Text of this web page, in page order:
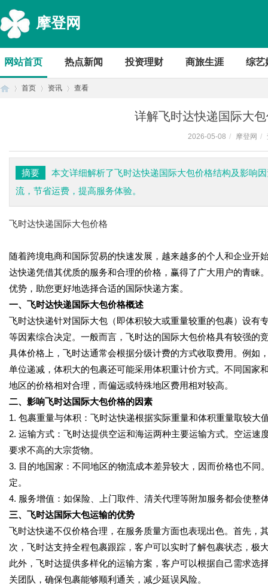
摩登网
网站首页 热点新闻 投资理财 商旅生涯 综艺
首页 资讯 查看
详解飞时达快递国际大
2026-05-08 / 摩登网 /
摘要
本文详细解析了飞时达快递国际大包价格结构及影响
流，节省运费，提高服务体验。
飞时达快递国际大包价格
随着跨境电商和国际贸易的快速发展，越来越多的个人和企业
达快递凭借其优质的服务和合理的价格，赢得了广大用户的青睐
优势，助您更好地选择合适的国际快递方案。
一、飞时达快递国际大包价格概述
飞时达快递针对国际大包（即体积较大或重量较重的包裹）设有
等因素综合决定。一般而言，飞时达的国际大包价格具有较强的
具体价格上，飞时达通常会根据分级计费的方式收取费用。例如
单位递减，体积大的包裹还可能采用体积重计价方式。不同国家
地区的价格相对合理，而偏远或特殊地区费用相对较高。
二、影响飞时达国际大包价格的因素
1. 包裹重量与体积： 飞时达快递根据实际重量和体积重量取较大
2. 运输方式： 飞时达提供空运和海运两种主要运输方式。空运速
要求不高的大宗货物。
3. 目的地国家： 不同地区的物流成本差异较大，因而价格也不同
定。
4. 服务增值： 如保险、上门取件、清关代理等附加服务都会使整
三、飞时达国际大包运输的优势
飞时达快递不仅价格合理，在服务质量方面也表现出色。首先，
次，飞时达支持全程包裹跟踪，客户可以实时了解包裹状态，极
此外，飞时达提供多样化的运输方案，客户可以根据自己需求
关团队，确保包裹能够顺利通关，减少延误风险。